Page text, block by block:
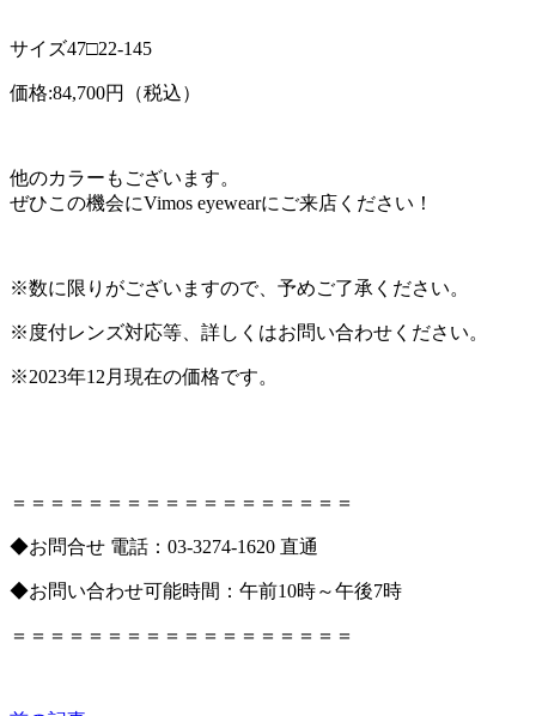
サイズ47□22-145
価格:84,700円（税込）
他のカラーもございます。
ぜひこの機会にVimos eyewearにご来店ください！
※数に限りがございますので、予めご了承ください。
※度付レンズ対応等、詳しくはお問い合わせください。
※2023年12月現在の価格です。
＝＝＝＝＝＝＝＝＝＝＝＝＝＝＝＝＝＝
◆お問合せ 電話：03-3274-1620 直通
◆お問い合わせ可能時間：午前10時～午後7時
＝＝＝＝＝＝＝＝＝＝＝＝＝＝＝＝＝＝